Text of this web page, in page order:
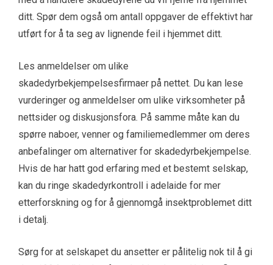
ditt. Spør dem også om antall oppgaver de effektivt har
utført for å ta seg av lignende feil i hjemmet ditt.
Les anmeldelser om ulike
skadedyrbekjempelsesfirmaer på nettet. Du kan lese
vurderinger og anmeldelser om ulike virksomheter på
nettsider og diskusjonsfora. På samme måte kan du
spørre naboer, venner og familiemedlemmer om deres
anbefalinger om alternativer for skadedyrbekjempelse.
Hvis de har hatt god erfaring med et bestemt selskap,
kan du ringe skadedyrkontroll i adelaide for mer
etterforskning og for å gjennomgå insektproblemet ditt
i detalj.
Sørg for at selskapet du ansetter er pålitelig nok til å gi